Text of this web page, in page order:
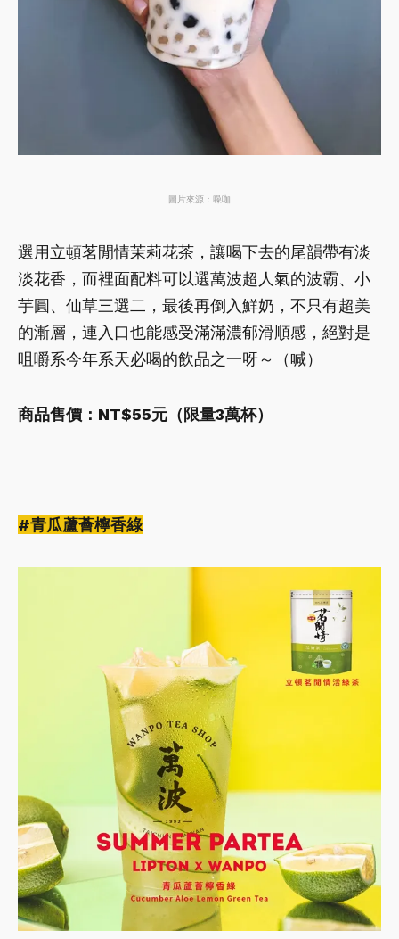
圖片來源：噪咖
選用立頓茗閒情茉莉花茶，讓喝下去的尾韻帶有淡
淡花香，而裡面配料可以選萬波超人氣的波霸、小
芋圓、仙草三選二，最後再倒入鮮奶，不只有超美
的漸層，連入口也能感受滿滿濃郁滑順感，絕對是
咀嚼系今年系天必喝的飲品之一呀～（喊）
商品售價：NT$55元（限量3萬杯）
#青瓜蘆薈檸香綠